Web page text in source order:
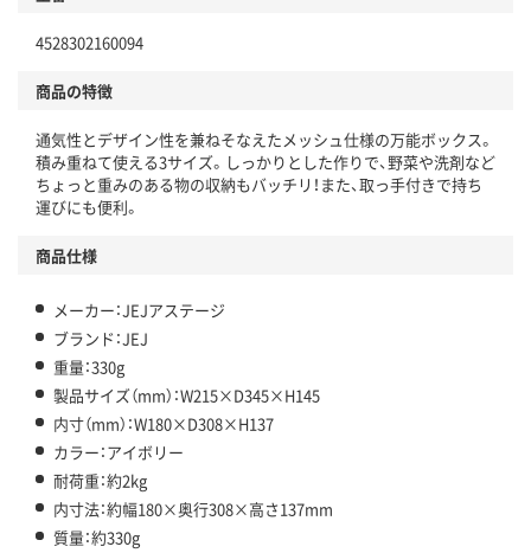
4528302160094
商品の特徴
通気性とデザイン性を兼ねそなえたメッシュ仕様の万能ボックス。
積み重ねて使える3サイズ。しっかりとした作りで、野菜や洗剤など
ちょっと重みのある物の収納もバッチリ！また、取っ手付きで持ち
運びにも便利。
商品仕様
メーカー：JEJアステージ
ブランド：JEJ
重量：330g
製品サイズ（mm）：W215×D345×H145
内寸（mm）：W180×D308×H137
カラー：アイボリー
耐荷重：約2kg
内寸法：約幅180×奥行308×高さ137mm
質量：約330g